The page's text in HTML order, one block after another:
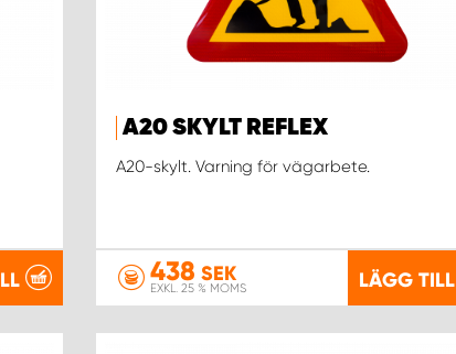
A20 SKYLT REFLEX
A20-skylt. Varning för vägarbete.
438 SEK
EXKL. 25 % MOMS LÄGG TILL